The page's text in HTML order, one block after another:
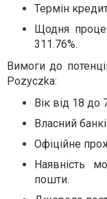
Термін
Щодня
311.76%.
Вимоги до
Pozyczka:
Вік від 18 до
Власний
Офіційне
Наявність
пошти.